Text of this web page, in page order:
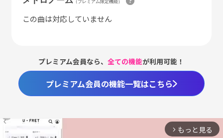
（プレミアム限定機能）
この曲は対応していません
プレミアム会員なら、全ての機能が利用可能！
プレミアム会員の機能一覧はこちら
arrow_forward_ios もっと見る